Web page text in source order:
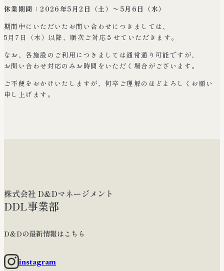
休業期間：2026年5月2日（土）〜5月6日（水）
期間中にいただいたお問い合わせにつきましては、
5月7日（木）以降、順次ご対応させていただきます。
なお、各施設のご利用につきましては通常通り可能ですが、
お問い合わせ対応のみお時間をいただく場合がございます。
ご不便をおかけいたしますが、何卒ご理解のほどよろしくお願い
申し上げます。
株式会社 D&Dマネージメント
DDL事業部
D＆Dの最新情報はこちら
instagram